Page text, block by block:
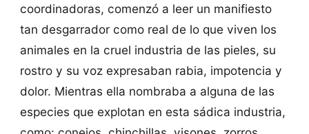
coordinadoras, comenzó a leer un manifiesto
tan desgarrador como real de lo que viven los
animales en la cruel industria de las pieles, su
rostro y su voz expresaban rabia, impotencia y
dolor. Mientras ella nombraba a alguna de las
especies que explotan en esta sádica industria,